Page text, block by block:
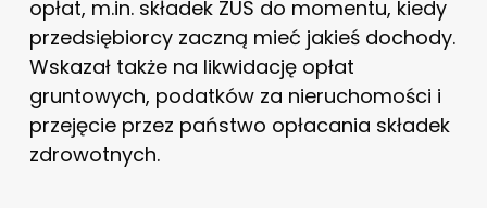
opłat, m.in. składek ZUS do momentu, kiedy
przedsiębiorcy zaczną mieć jakieś dochody.
Wskazał także na likwidację opłat
gruntowych, podatków za nieruchomości i
przejęcie przez państwo opłacania składek
zdrowotnych.